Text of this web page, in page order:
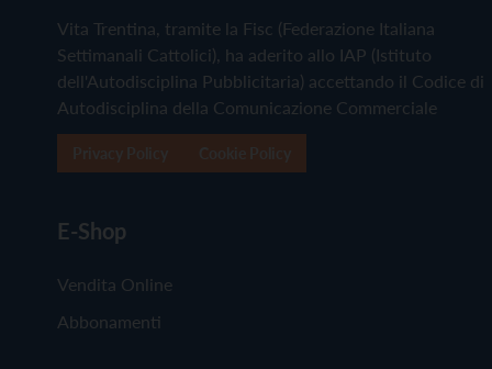
Vita Trentina, tramite la Fisc (Federazione Italiana
Settimanali Cattolici), ha aderito allo IAP (Istituto
dell'Autodisciplina Pubblicitaria) accettando il Codice di
Autodisciplina della Comunicazione Commerciale
E-Shop
Vendita Online
Abbonamenti